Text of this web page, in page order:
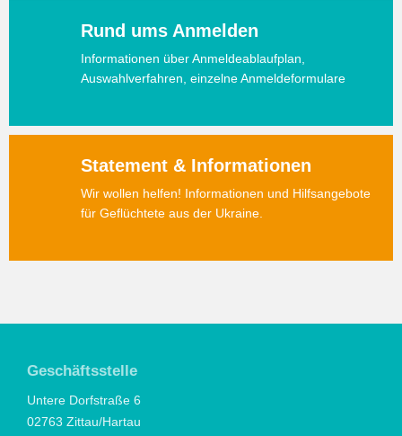
Rund ums Anmelden
Informationen über Anmeldeablaufplan,
Auswahlverfahren, einzelne Anmeldeformulare
Statement & Informationen
Wir wollen helfen! Informationen und Hilfsangebote
für Geflüchtete aus der Ukraine.
Geschäftsstelle
Untere Dorfstraße 6
02763 Zittau/Hartau